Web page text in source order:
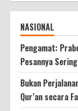
NASIONAL
Pengamat:
Pesannya
Bukan
Qur’an secara